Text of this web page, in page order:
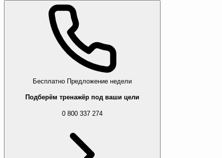
Бесплатно Предложение недели
Подберём тренажёр под ваши цели
0 800 337 274